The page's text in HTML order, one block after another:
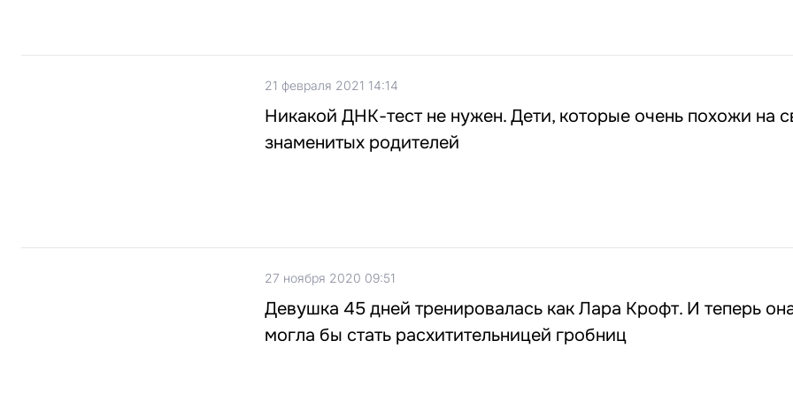
21 февраля 2021 14:14
Никакой ДНК-тест не нужен. Дети, которые очень похожи на
знаменитых родителей
27 ноября 2020 09:51
Девушка 45 дней тренировалась как Лара Крофт. И теперь
могла бы стать расхитительницей гробниц